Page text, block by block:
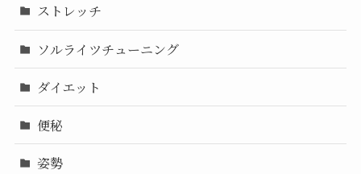
ストレッチ
ソルライツチューニング
ダイエット
便秘
姿勢